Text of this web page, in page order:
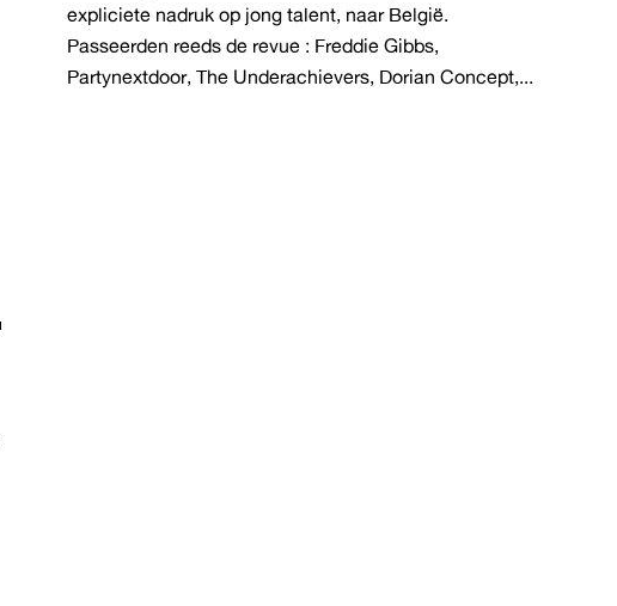
expliciete nadruk op jong talent, naar België.
Passeerden reeds de revue : Freddie Gibbs,
Partynextdoor, The Underachievers, Dorian Concept,...